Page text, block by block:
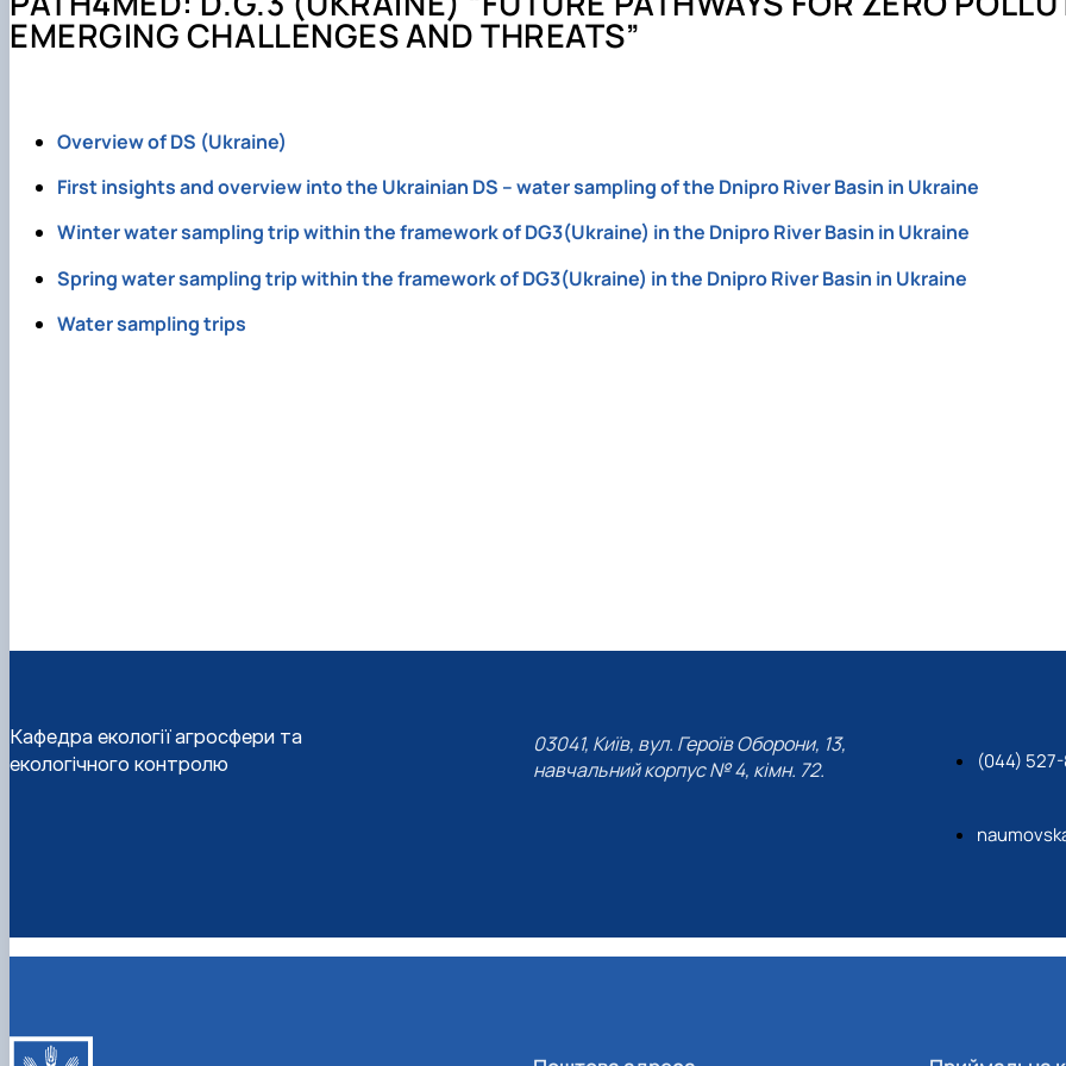
Співпраця
Протоколи засідання кафедри
Майстеркласи для школярів
Всеукраїнський конкурс наукових робіт «Юний дослідник»
Доктор філософії (PhD)
Навчально-методичне забезпечення
Робочі програми ОС "Магістр"
About project
Executive board
Конференції
EMERGING CHALLENGES AND THREATS”
Overview of DS (Ukraine)
First insights and overview into the Ukrainian DS – water sampling of the Dnipro River Basin in Ukraine
Winter water sampling trip within the framework of DG3(Ukraine) in the Dnipro River Basin in Ukraine
Spring water sampling trip within the framework of DG3(Ukraine) in the Dnipro River Basin in Ukraine
Water sampling trips
Кафедра екології агросфери та
екологічного контролю
03041, Київ, вул. Героїв Оборони, 13,
навчальний корпус № 4, кімн. 72.
(044)